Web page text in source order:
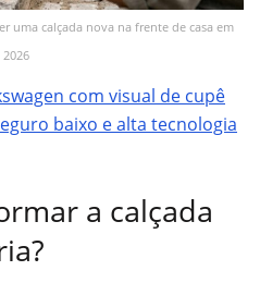
uma calçada nova na frente de casa em
2026
com visual de cupê
baixo e alta tecnologia
a calçada